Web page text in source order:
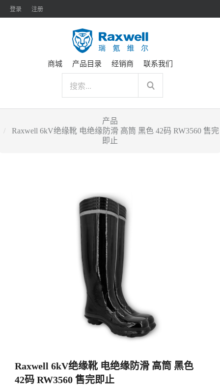
登录 注册
商城 产品目录 经销商 联系我们
产品
Raxwell 6kV绝缘靴 电绝缘防滑 高筒 黑色 42码 RW3560 售完
即止
Raxwell 6kV绝缘靴 电绝缘防滑 高筒 黑色
42码 RW3560 售完即止